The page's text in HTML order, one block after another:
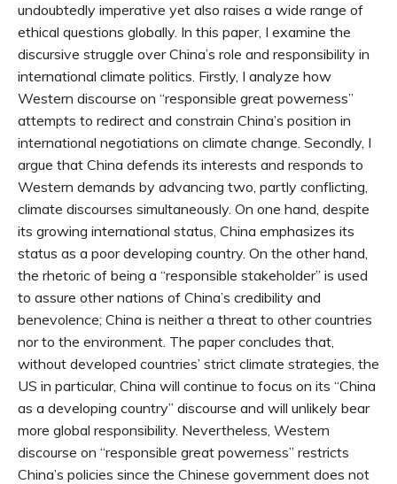
undoubtedly imperative yet also raises a wide range of
ethical questions globally. In this paper, I examine the
discursive struggle over China’s role and responsibility in
international climate politics. Firstly, I analyze how
Western discourse on “responsible great powerness”
attempts to redirect and constrain China’s position in
international negotiations on climate change. Secondly, I
argue that China defends its interests and responds to
Western demands by advancing two, partly conflicting,
climate discourses simultaneously. On one hand, despite
its growing international status, China emphasizes its
status as a poor developing country. On the other hand,
the rhetoric of being a “responsible stakeholder” is used
to assure other nations of China’s credibility and
benevolence; China is neither a threat to other countries
nor to the environment. The paper concludes that,
without developed countries’ strict climate strategies, the
US in particular, China will continue to focus on its “China
as a developing country” discourse and will unlikely bear
more global responsibility. Nevertheless, Western
discourse on “responsible great powerness” restricts
China’s policies since the Chinese government does not